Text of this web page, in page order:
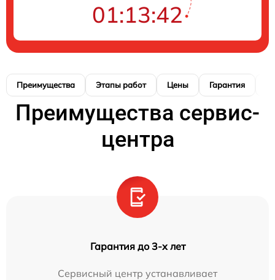
01:13:41
Преимущества Этапы работ Цены Гарантия
Преимущества сервис-
центра
Гарантия до 3-х лет
Сервисный центр устанавливает